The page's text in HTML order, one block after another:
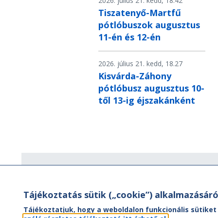
Tiszatenyő-Martfű
pótlóbuszok augusztus
11-én és 12-én
2026. július 21. kedd, 18.27
Kisvárda-Záhony
pótlóbusz augusztus 10-
től 13-ig éjszakánként
Hírlevelünk segítségével értesülhet
aktuális híreinkről, utazási
valamint az Önt érintő
Tájékoztatás sütik („cookie”)
Tájékoztatjuk, hogy a weboldalon funkcionális